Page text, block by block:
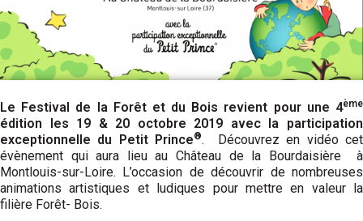
Le Festival de la Forêt et du Bois revient pour une 4ème
édition les 19 & 20 octobre 2019 avec la participation
exceptionnelle du Petit Prince®. Découvrez en vidéo cet
évènement qui aura lieu au Château de la Bourdaisière à
Montlouis-sur-Loire. L’occasion de découvrir de nombreuses
animations artistiques et ludiques pour mettre en valeur la
filière Forêt- Bois.